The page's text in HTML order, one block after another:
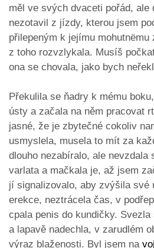
měl ve svých dvaceti pořád, ale
nezotavil z jízdy, kterou jsem
přilepeným k jejímu mohutnëmu
z toho rozvzlykala. Musíš
ona se chovala, jako bych
Překulila se ňadry k mému
ústy a začala na něm pracovat
jasné, že je zbytečné cokoliv
usmyslela, musela to mít za
dlouho nezabíralo, ale nevzdala
varlata a mačkala je, až jsem
jí signalizovalo, aby zvýšila své
erekce, neztrácela čas, v
cpala penis do kundičky.
a lapavě nadechla, v zarudlém
výraz blaženosti. Byl jsem na